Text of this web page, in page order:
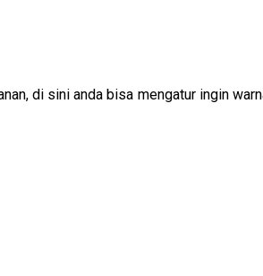
di sini anda bisa mengatur ingin